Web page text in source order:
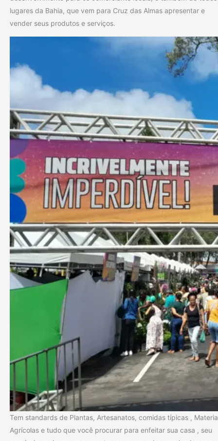
lugares da Bahia, que vem para Cruz das Almas apresentar e
vender seus produtos e serviços.
Tem standards de Plantas, Artesanatos, comidas típicas ,
Agrícolas e tudo que você procurar para enfeitar sua casa , seu